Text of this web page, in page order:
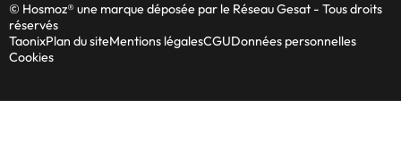
© Hosmoz® une marque déposée par le Réseau Gesat - Tous droits
réservés
TaonixPlan du siteMentions légalesCGUDonnées personnelles
Cookies